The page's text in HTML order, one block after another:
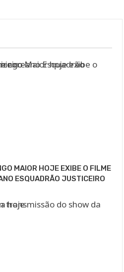
MAIOR HOJE EXIBE O FILME
ESQUADRÃO JUSTICEIRO